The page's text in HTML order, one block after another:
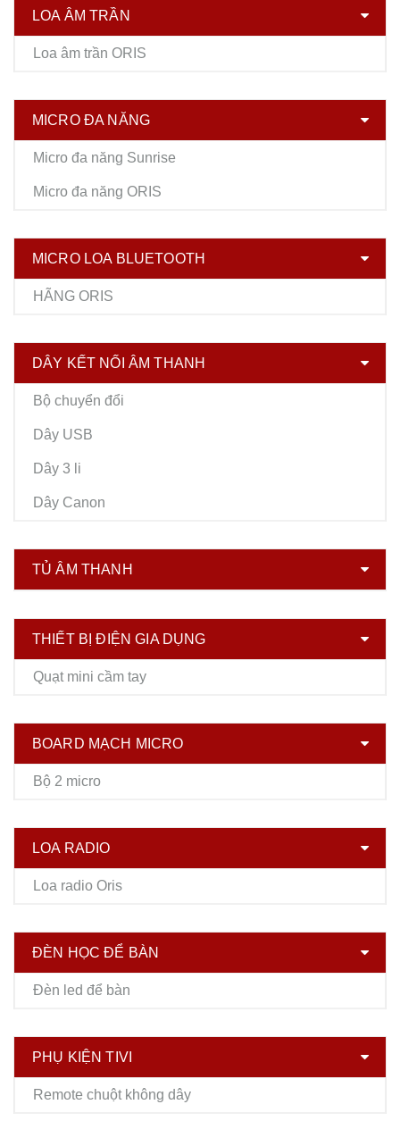
LOA ÂM TRẦN
Loa âm trần ORIS
MICRO ĐA NĂNG
Micro đa năng Sunrise
Micro đa năng ORIS
MICRO LOA BLUETOOTH
HÃNG ORIS
DÂY KẾT NỐI ÂM THANH
Bộ chuyển đổi
Dây USB
Dây 3 li
Dây Canon
TỦ ÂM THANH
THIẾT BỊ ĐIỆN GIA DỤNG
Quạt mini cầm tay
BOARD MẠCH MICRO
Bộ 2 micro
LOA RADIO
Loa radio Oris
ĐÈN HỌC ĐỂ BÀN
Đèn led để bàn
PHỤ KIỆN TIVI
Remote chuột không dây